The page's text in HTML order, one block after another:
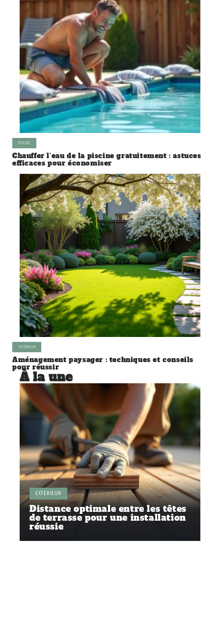
PISCINE
Chauffer l’eau de la piscine gratuitement : astuces
efficaces pour économiser
EXTÉRIEUR
Aménagement paysager : techniques et conseils
pour réussir
À la une
EXTÉRIEUR
Distance optimale entre les têtes
de terrasse pour une installation
réussie